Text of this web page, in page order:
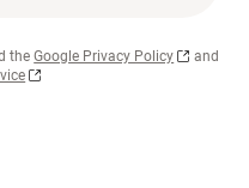
the Google Privacy Policy
and